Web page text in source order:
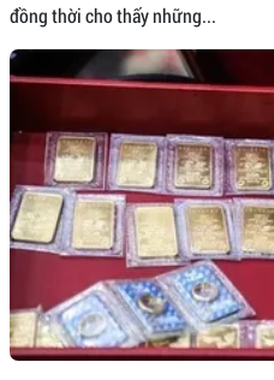
đồng thời cho thấy những...